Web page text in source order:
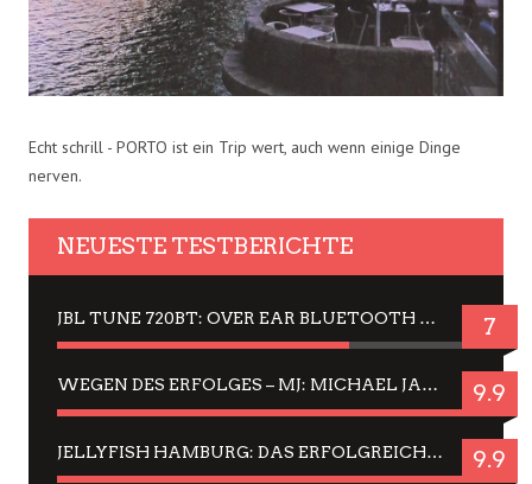
Echt schrill - PORTO ist ein Trip wert, auch wenn einige Dinge
nerven.
NEUESTE TESTBERICHTE
JBL TUNE 720BT: OVER EAR BLUETOOTH KOPFHÖRER UM DIE 50,-€ IM DAUER-TEST 7
WEGEN DES ERFOLGES – MJ: MICHAEL JACKSON MUSICAL IN EINER MATINEE SEHEN 9.9
JELLYFISH HAMBURG: DAS ERFOLGREICHE SOMMER-MENÜ 2025 IN GEFÜHLEN UND BILDERN 9.9